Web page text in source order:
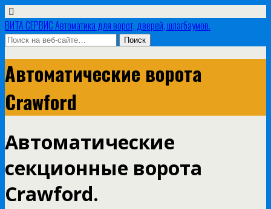
ВИТА СЕРВИС Автоматика для ворот, дверей, шлагбаумов.
Автоматические ворота
Crawford
Автоматические
секционные ворота
Crawford.